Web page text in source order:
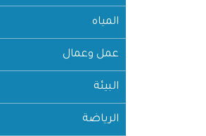
المياه
عمل وعمال
البيئة
الرياضة